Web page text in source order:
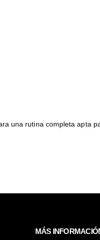
una rutina completa apta
MÁS